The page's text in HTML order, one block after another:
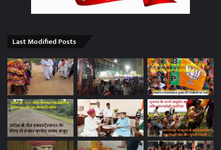
Last Modified Posts